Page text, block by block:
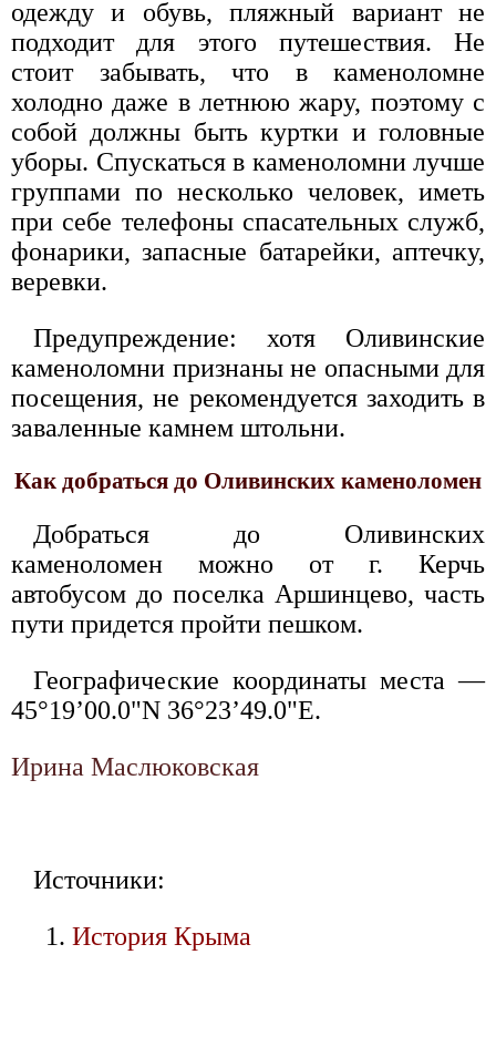
одежду и обувь, пляжный вариант не
подходит для этого путешествия. Не
стоит забывать, что в каменоломне
холодно даже в летнюю жару, поэтому с
собой должны быть куртки и головные
уборы. Спускаться в каменоломни лучше
группами по несколько человек, иметь
при себе телефоны спасательных служб,
фонарики, запасные батарейки, аптечку,
веревки.
Предупреждение: хотя Оливинские
каменоломни признаны не опасными для
посещения, не рекомендуется заходить в
заваленные камнем штольни.
Как добраться до Оливинских каменоломен
Добраться до Оливинских
каменоломен можно от г. Керчь
автобусом до поселка Аршинцево, часть
пути придется пройти пешком.
Географические координаты места —
45°19’00.0"N 36°23’49.0"E.
Ирина Маслюковская
Источники:
История Крыма